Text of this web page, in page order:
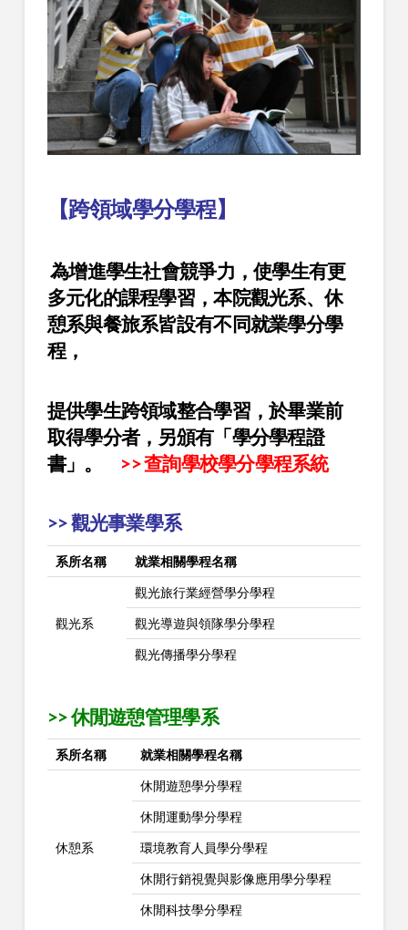
【跨領域學分學程】
為增進學生社會競爭力，使學生有更
多元化的課程學習，本院觀光系、休
憩系與餐旅系皆設有不同就業學分學
程，
提供學生跨領域整合學習，於畢業前
取得學分者， 另頒有「學分學程證
書」。 >>查詢學校學分學程系統
>> 觀光事業學系
系所名稱 就業相關學程名稱
觀光系
觀光旅行業經營學分學程
觀光導遊與領隊學分學程
觀光傳播學分學程
>> 休閒遊憩管理學系
系所名稱 就業相關學程名稱
休憩系
休閒遊憩學分學程
休閒運動學分學程
環境教育人員學分學程
休閒行銷視覺與影像應用學分學程
休閒科技學分學程